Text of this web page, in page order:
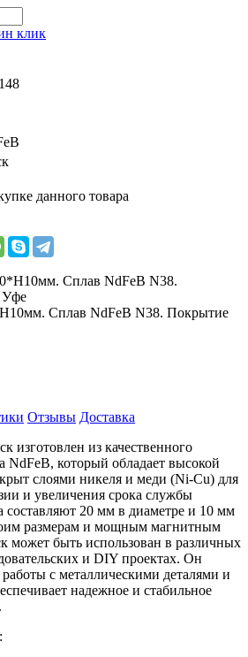
клик
данного товара
Сплав NdFeB N38. Покрытие
Отзывы Доставка
изготовлен из качественного
NdFeB, который обладает высокой
слоями никеля и меди (Ni-Cu) для
и увеличения срока службы
составляют 20 мм в диаметре и 10 мм
размерам и мощным магнитным
может быть использован в различных
и DIY проектах. Он
с металлическими деталями и
надежное и стабильное